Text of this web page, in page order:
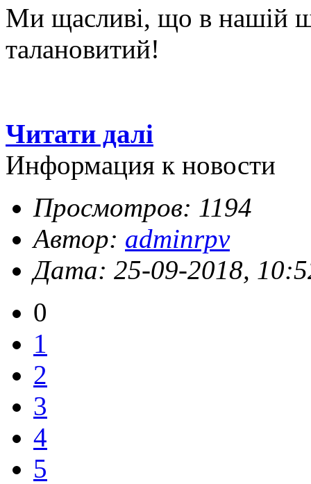
Ми щасливі, що в нашій
талановитий!
Читати далі
Информация к новости
Просмотров: 1194
Автор: adminrpv
Дата: 25-09-2018,
0
1
2
3
4
5